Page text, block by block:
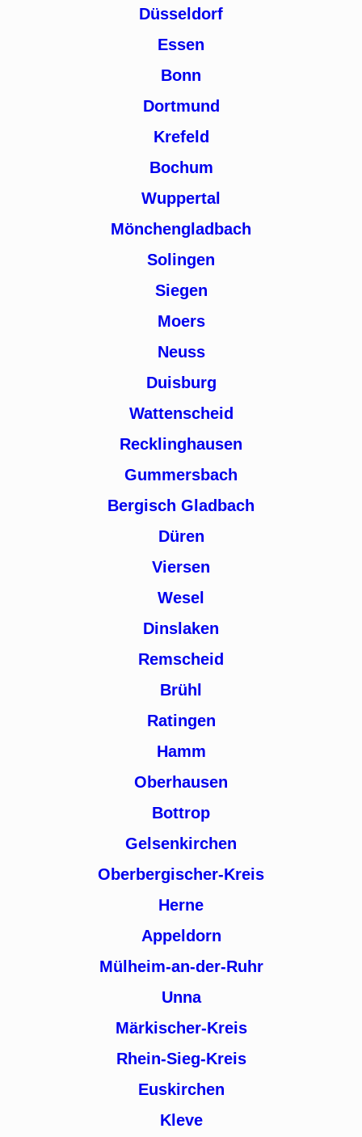
Düsseldorf
Essen
Bonn
Dortmund
Krefeld
Bochum
Wuppertal
Mönchengladbach
Solingen
Siegen
Moers
Neuss
Duisburg
Wattenscheid
Recklinghausen
Gummersbach
Bergisch Gladbach
Düren
Viersen
Wesel
Dinslaken
Remscheid
Brühl
Ratingen
Hamm
Oberhausen
Bottrop
Gelsenkirchen
Oberbergischer-Kreis
Herne
Appeldorn
Mülheim-an-der-Ruhr
Unna
Märkischer-Kreis
Rhein-Sieg-Kreis
Euskirchen
Kleve